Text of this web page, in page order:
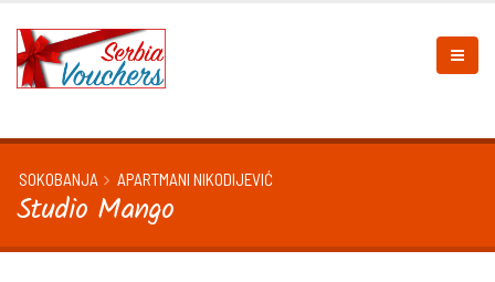
SOKOBANJA APARTMANI NIKODIJEVIĆ
Studio Mango